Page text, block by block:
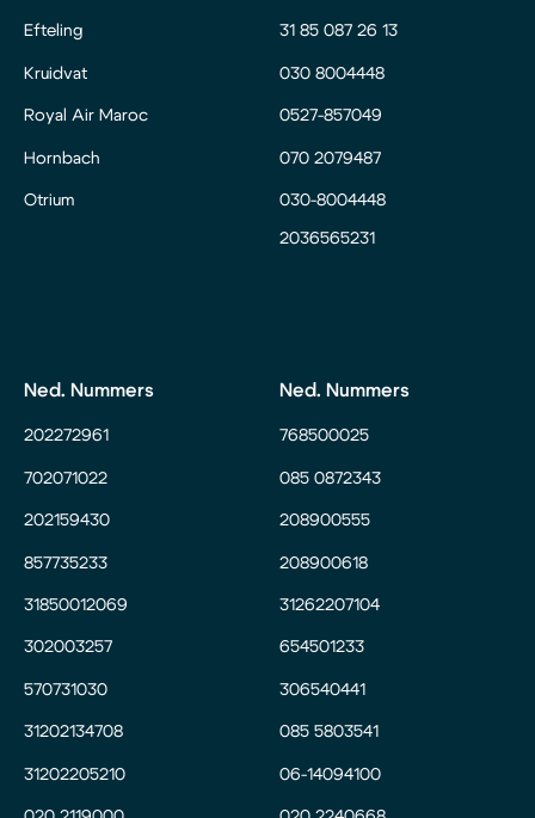
Efteling
Kruidvat
Royal Air Maroc
Hornbach
Otrium
31 85 087 26 13
030 8004448
0527-857049
070 2079487
030-8004448
2036565231
Ned. Nummers
202272961
702071022
202159430
857735233
31850012069
302003257
570731030
31202134708
31202205210
Ned. Nummers
768500025
085 0872343
208900555
208900618
31262207104
654501233
306540441
085 5803541
06-14094100